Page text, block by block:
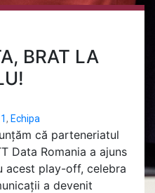
BRAT LA
, Echipa
că parteneriatul
Data Romania a ajuns
acest play-off, celebra
a devenit